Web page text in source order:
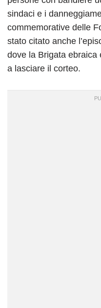
sindaci e i
commemorative delle
stato citato anche
dove la Brigata ebraica
a lasciare il corteo.